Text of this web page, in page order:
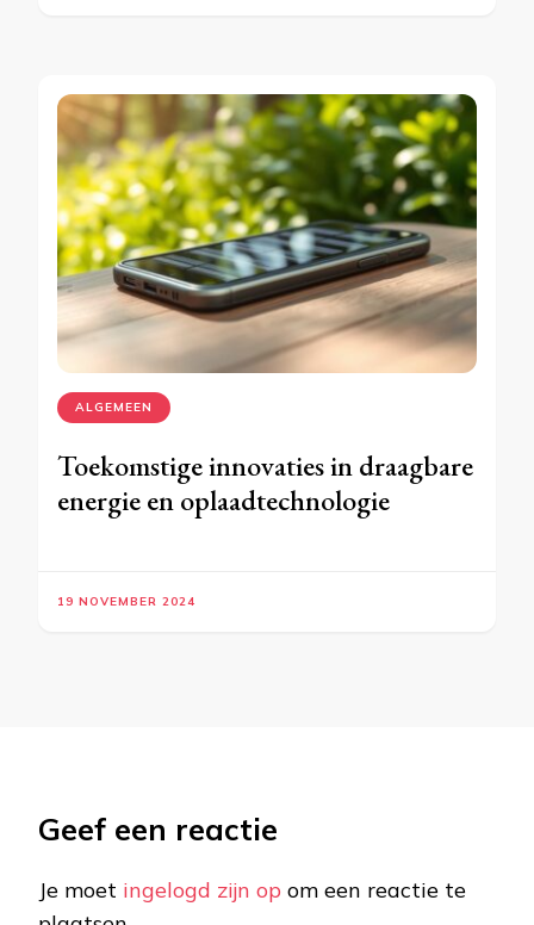
ALGEMEEN
Toekomstige innovaties in draagbare
energie en oplaadtechnologie
19 NOVEMBER 2024
Geef een reactie
Je moet ingelogd zijn op om een reactie te